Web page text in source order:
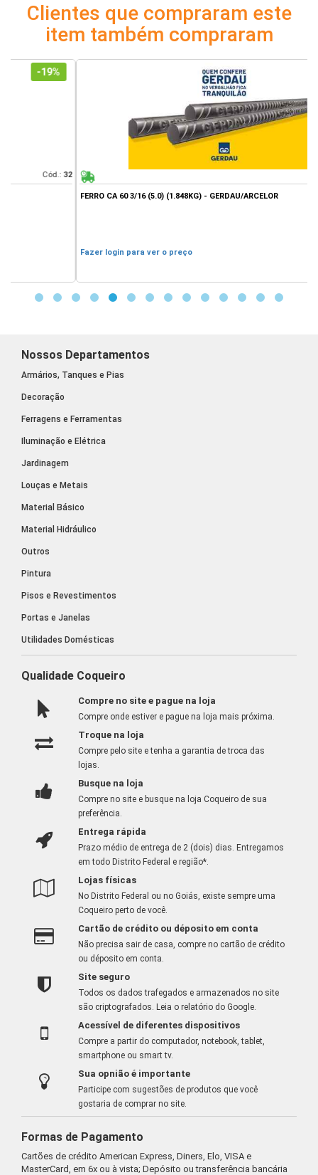
Clientes que compraram este
item também compraram
FERRO CA 60 3/16 (5.0) (1.848KG) - GERDAU/ARCELOR
Fazer login para ver o preço
Nossos Departamentos
Armários, Tanques e Pias
Decoração
Ferragens e Ferramentas
Iluminação e Elétrica
Jardinagem
Louças e Metais
Material Básico
Material Hidráulico
Outros
Pintura
Pisos e Revestimentos
Portas e Janelas
Utilidades Domésticas
Qualidade Coqueiro
Compre no site e pague na loja
Compre onde estiver e pague na loja mais próxima.
Troque na loja
Compre pelo site e tenha a garantia de troca das
lojas.
Busque na loja
Compre no site e busque na loja Coqueiro de sua
preferência.
Entrega rápida
Prazo médio de entrega de 2 (dois) dias. Entregamos
em todo Distrito Federal e região*.
Lojas físicas
No Distrito Federal ou no Goiás, existe sempre uma
Coqueiro perto de você.
Cartão de crédito ou déposito em conta
Não precisa sair de casa, compre no cartão de crédito
ou déposito em conta.
Site seguro
Todos os dados trafegados e armazenados no site
são criptografados. Leia o relatório do Google.
Acessível de diferentes dispositivos
Compre a partir do computador, notebook, tablet,
smartphone ou smart tv.
Sua opnião é importante
Participe com sugestões de produtos que você
gostaria de comprar no site.
Formas de Pagamento
Cartões de crédito American Express, Diners, Elo, VISA e
MasterCard, em 6x ou à vista; Depósito ou transferência bancária